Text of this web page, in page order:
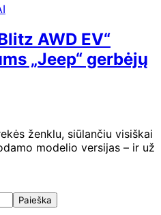
AWD EV“
„Jeep“ gerbėjų
ženklu, siūlančiu visiškai
modelio versijas – ir už
Paieška